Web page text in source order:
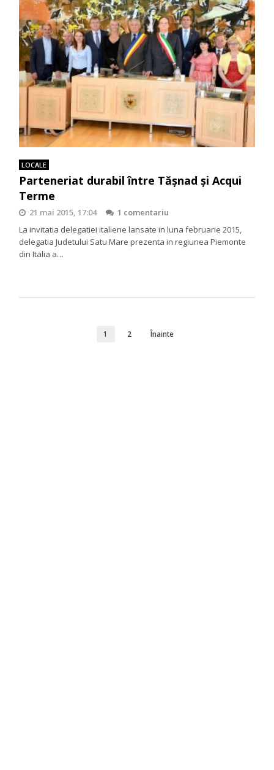
LOCALE
Parteneriat durabil între Tășnad și Acqui
Terme
21 mai 2015, 17:04
1 comentariu
La invitatia delegatiei italiene lansate in luna februarie 2015,
delegatia Judetului Satu Mare prezenta in regiunea Piemonte
din Italia a…
1 2 Înainte